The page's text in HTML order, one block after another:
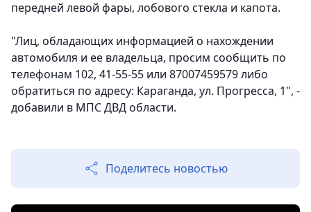
передней левой фары, лобового стекла и капота.
"Лиц, обладающих информацией о нахождении
автомобиля и ее владельца, просим сообщить по
телефонам 102, 41-55-55 или 87007459579 либо
обратиться по адресу: Караганда, ул. Прогресса, 1", -
добавили в МПС ДВД области.
Поделитесь новостью